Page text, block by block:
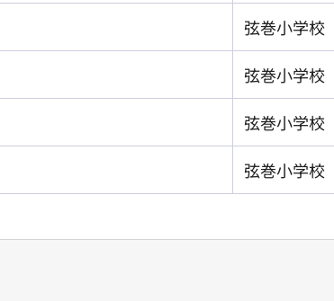
弦巻小学校
弦巻小学校
弦巻小学校
弦巻小学校